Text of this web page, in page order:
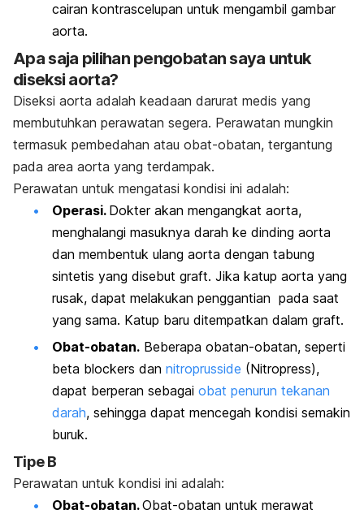
cairan kontrascelupan untuk mengambil gambar
aorta.
Apa saja pilihan pengobatan saya untuk
diseksi aorta?
Diseksi aorta adalah keadaan darurat medis yang
membutuhkan perawatan segera. Perawatan mungkin
termasuk pembedahan atau obat-obatan, tergantung
pada area aorta yang terdampak.
Perawatan untuk mengatasi kondisi ini adalah:
Operasi. Dokter akan mengangkat aorta,
menghalangi masuknya darah ke dinding aorta
dan membentuk ulang aorta dengan tabung
sintetis yang disebut graft. Jika katup aorta yang
rusak, dapat melakukan penggantian pada saat
yang sama. Katup baru ditempatkan dalam graft.
Obat-obatan. Beberapa obatan-obatan, seperti
beta blockers dan nitroprusside (Nitropress),
dapat berperan sebagai obat penurun tekanan
darah, sehingga dapat mencegah kondisi semakin
buruk.
Tipe B
Perawatan untuk kondisi ini adalah:
Obat-obatan.Obat-obatan untuk merawat